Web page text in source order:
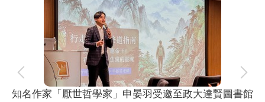
知名作家「厭世哲學家」申晏羽受邀至政大達賢圖書館